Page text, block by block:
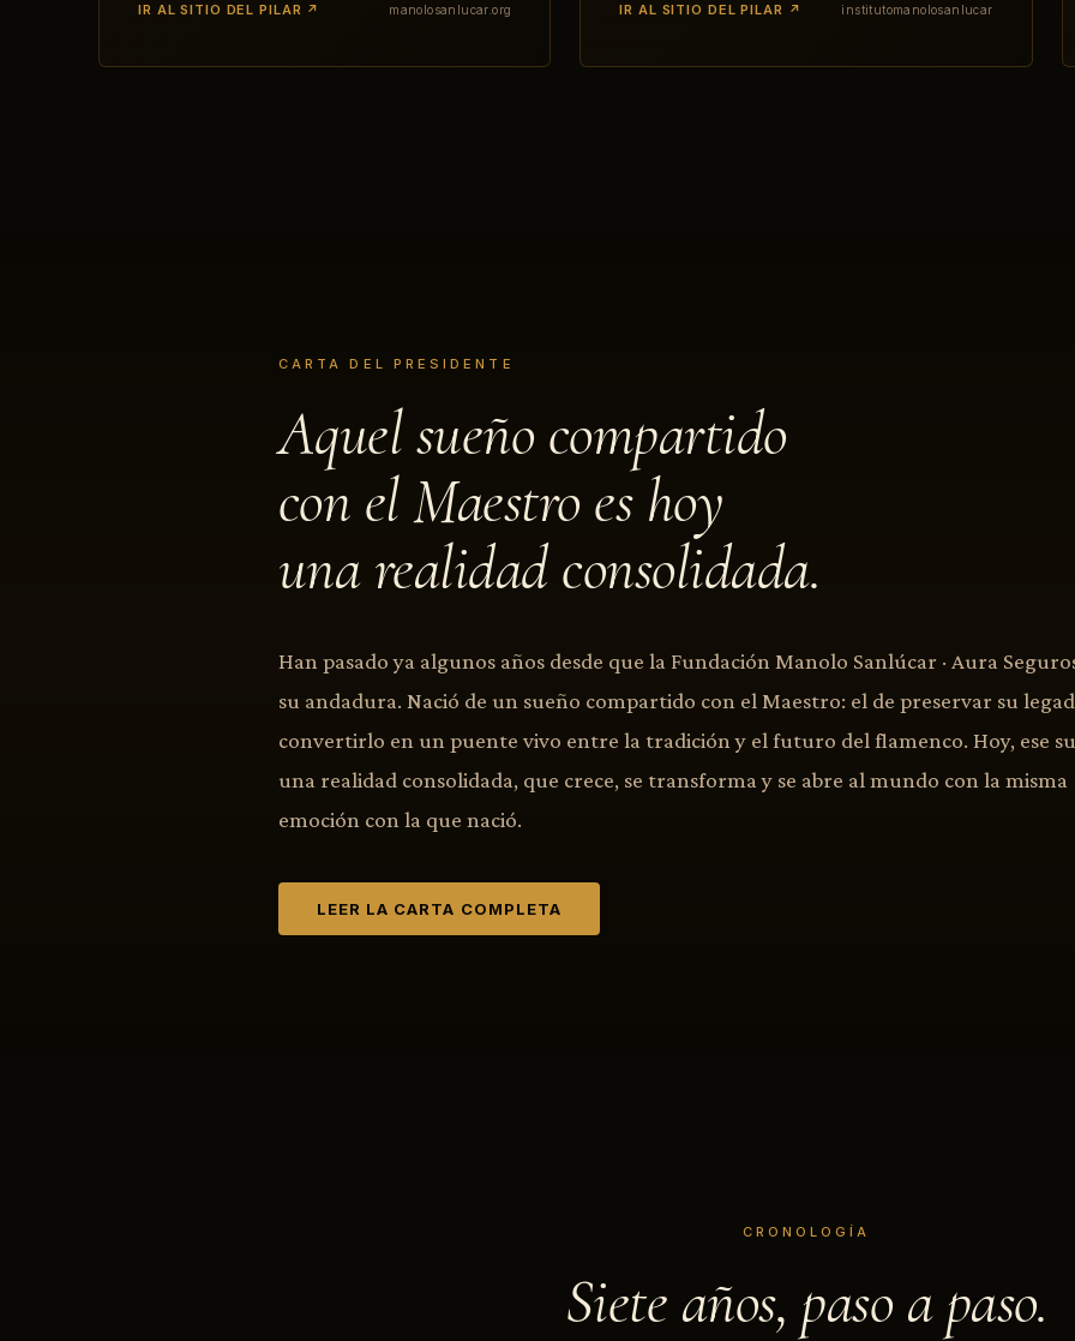
IR AL SITIO DEL PILAR ↗ manolosanlucar.org IR AL SITIO DEL PILAR ↗ institutomanolosanlucar
CARTA DEL PRESIDENTE
Aquel sueño compartido
con el Maestro es hoy
una realidad consolidada.
Han pasado ya algunos años desde que la Fundación Manolo Sanlúcar · Aura
su andadura. Nació de un sueño compartido con el Maestro: el de preservar su
convertirlo en un puente vivo entre la tradición y el futuro del flamenco. Hoy, ese
una realidad consolidada, que crece, se transforma y se abre al mundo con la misma
emoción con la que nació.
LEER LA CARTA COMPLETA
CRONOLOGÍA
Siete años, paso a paso.